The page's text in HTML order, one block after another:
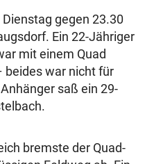
gegen 23.30
Ein 22-Jähriger
mit einem Quad
beides war nicht für
saß ein 29-
bremste der Quad-